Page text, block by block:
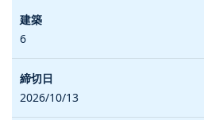
6
2026/10/13